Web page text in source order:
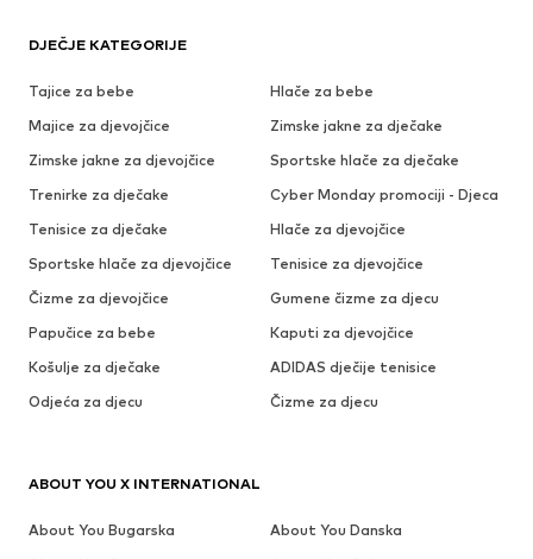
DJEČJE KATEGORIJE
Tajice za bebe
Hlače za bebe
Majice za djevojčice
Zimske jakne za dječake
Zimske jakne za djevojčice
Sportske hlače za dječake
Trenirke za dječake
Cyber Monday promociji - Djeca
Tenisice za dječake
Hlače za djevojčice
Sportske hlače za djevojčice
Tenisice za djevojčice
Čizme za djevojčice
Gumene čizme za djecu
Papučice za bebe
Kaputi za djevojčice
Košulje za dječake
ADIDAS dječije tenisice
Odjeća za djecu
Čizme za djecu
ABOUT YOU X INTERNATIONAL
About You Bugarska
About You Danska